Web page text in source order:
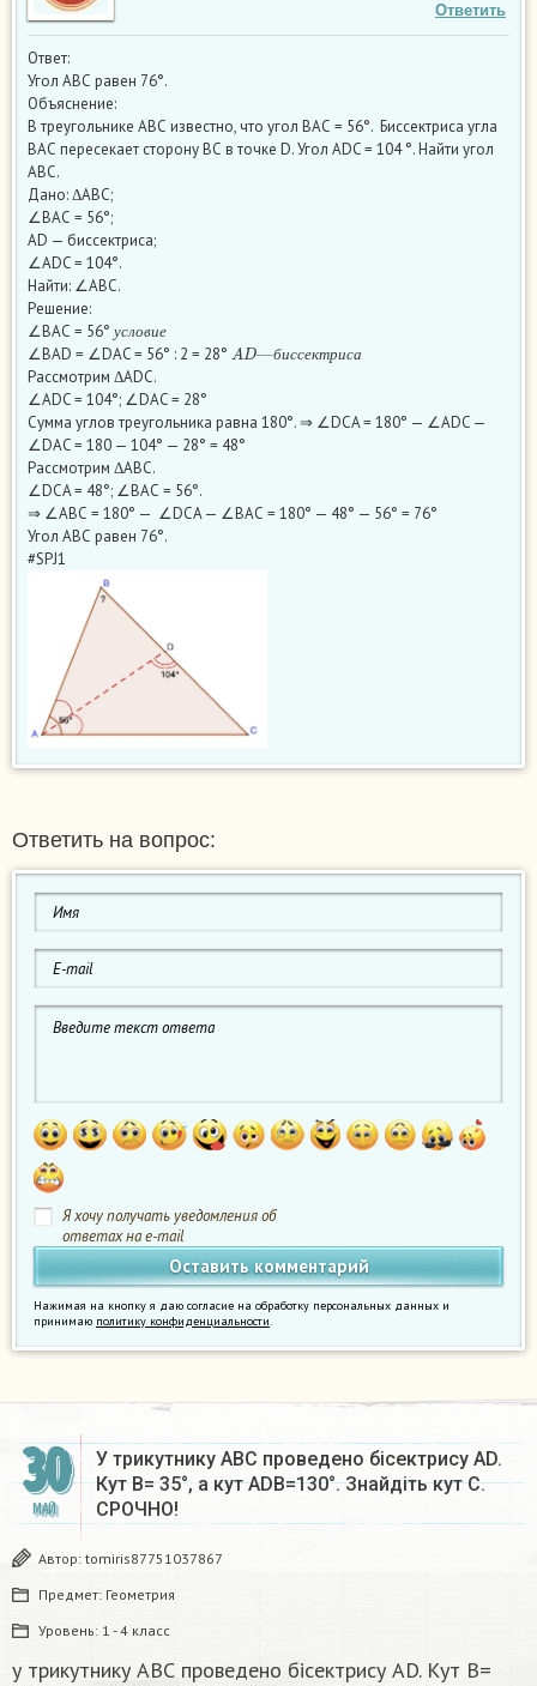
Ответить
Ответ:
Угол АВС равен 76°.
Объяснение:
В треугольнике АВС известно, что угол ВАС = 56°. Биссектриса угла
ВАС пересекает сторону ВС в точке D. Угол ADC = 104 °. Найти угол
АВС.
Дано: ΔАВС;
∠ВАС = 56°;
AD — биссектриса;
∠ADC = 104°.
Найти: ∠АВС.
Решение:
∠ВАС = 56°
∠BAD = ∠DAC = 56° : 2 = 28° A D— и
Рассмотрим ΔADC.
∠ADC = 104°; ∠DAC = 28°
Сумма углов треугольника равна 180°. ⇒ ∠DCA = 180° — ∠ADC —
∠DAC = 180 — 104° — 28° = 48°
Рассмотрим ΔАВС.
∠DCA = 48°; ∠ВАС = 56°.
⇒ ∠АВС = 180° — ∠DCA — ∠ВАС = 180° — 48° — 56° = 76°
Угол АВС равен 76°.
#SPJ1
Ответить на вопрос:
Я хочу получать уведомления об
ответах на e-mail
Нажимая на кнопку я даю согласие на обработку персональных данных и
принимаю политику конфиденциальности.
30
МАЙ
У трикутнику АВС проведено бісектрису АD.
Кут В= 35°, а кут АDB=130°. Знайдіть кут С.
СРОЧНО!​
Автор: tomiris87751037867
Предмет: Геометрия
Уровень: 1 - 4 класс
у трикутнику АВС проведено бісектрису АD. Кут В=